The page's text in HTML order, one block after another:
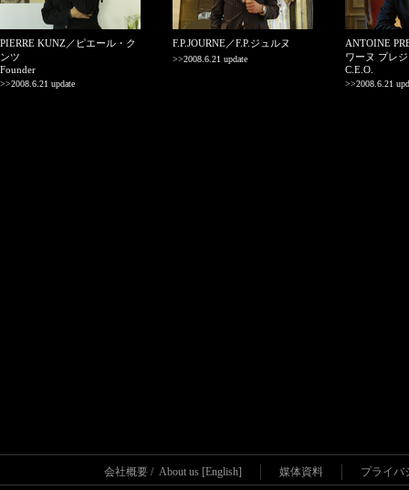
PIERRE KUNZ／ピエール・ク
ンツ
Founder
>>2008.6.21 update
F.P.JOURNE／F.P.ジュルヌ
>>2008.6.21 update
ANTOINE
ワーヌ プレ
C.E.O.
>>2008.6.21
会社概要 / About us [English] 媒体資料 プライバ